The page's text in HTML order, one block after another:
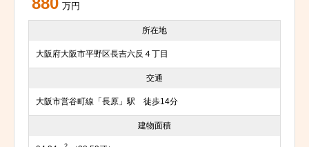
万円
所在地
大阪府大阪市平野区長吉六反４丁目
交通
大阪市営谷町線「長原」駅 徒歩14分
建物面積